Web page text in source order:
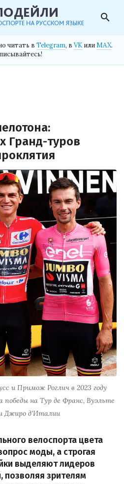
search
читать в Telegram, в VK илиMAX.
Гранд-туров
и Примож Роглич в 2023 году
победы на Тур де Франс, Вуэльте
Джиро д'Италии
велоспорта цвета
моды, а строгая
выделяют лидеров
позволяя зрителям